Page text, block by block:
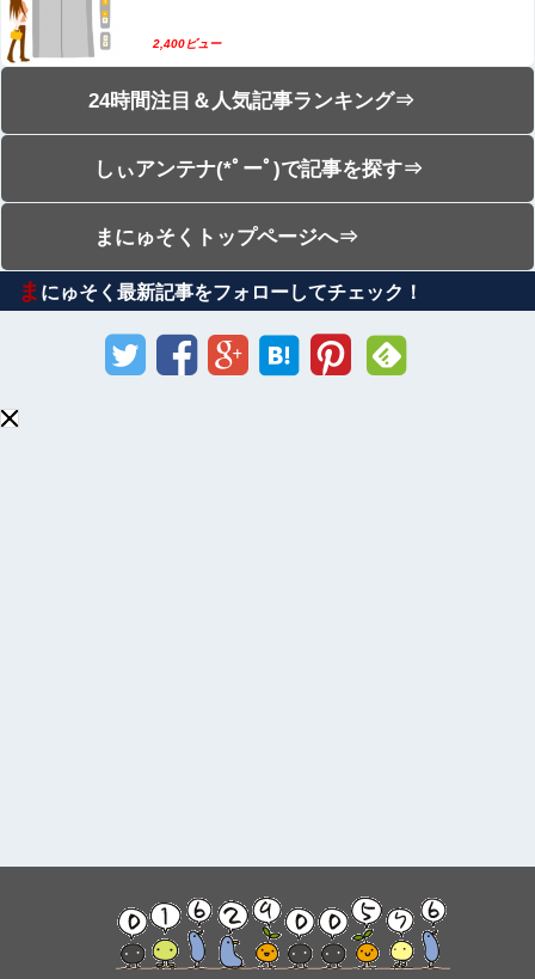
2,400ビュー
24時間注目＆人気記事ランキング⇒
しぃアンテナ(*ﾟーﾟ)で記事を探す⇒
まにゅそくトップページへ⇒
ま にゅそく最新記事をフォローしてチェック！